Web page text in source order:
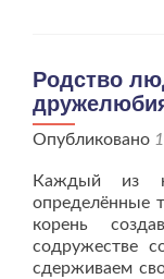
Родство
Опубликовано
Каждый из
определённые
корень
содружестве
сдерживаем